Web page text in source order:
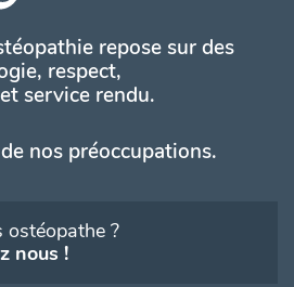
repose sur des
respect,
service rendu.
nos préoccupations.
ostéopathe ?
nous !